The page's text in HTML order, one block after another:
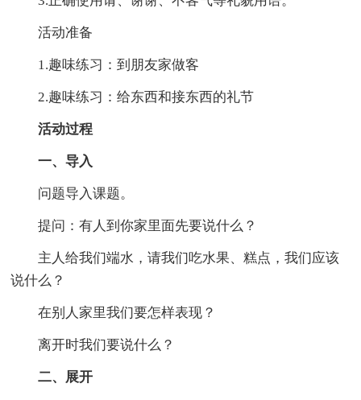
活动准备
1.趣味练习：到朋友家做客
2.趣味练习：给东西和接东西的礼节
活动过程
一、导入
问题导入课题。
提问：有人到你家里面先要说什么？
主人给我们端水，请我们吃水果、糕点，我们应该
说什么？
在别人家里我们要怎样表现？
离开时我们要说什么？
二、展开